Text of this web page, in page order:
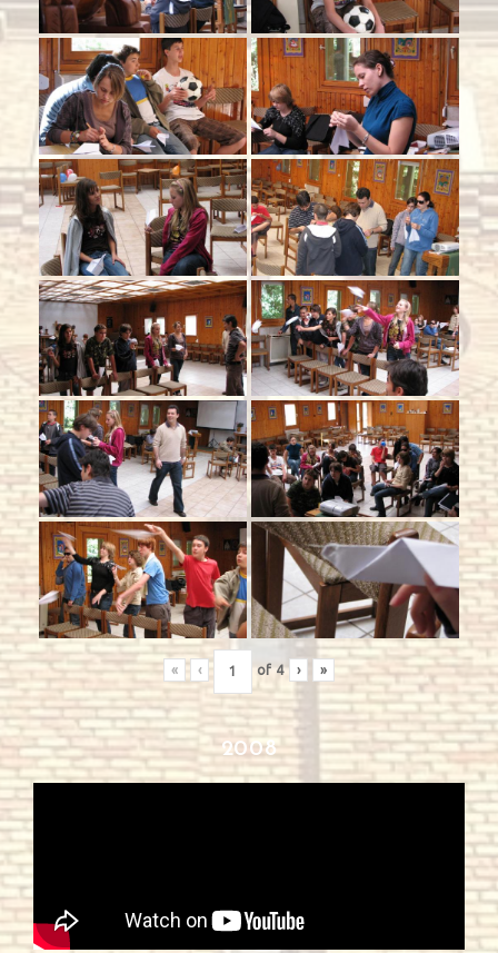
« ‹ of4 › »
2008